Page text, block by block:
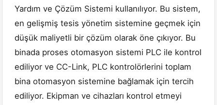
Yardım ve Çözüm Sistemi kullanılıyor. Bu sistem,
en gelişmiş tesis yönetim sistemine geçmek için
düşük maliyetli bir çözüm olarak öne çıkıyor. Bu
binada proses otomasyon sistemi PLC ile kontrol
ediliyor ve CC-Link, PLC kontrolörlerini toplam
bina otomasyon sistemine bağlamak için tercih
ediliyor. Ekipman ve cihazları kontrol etmeyi